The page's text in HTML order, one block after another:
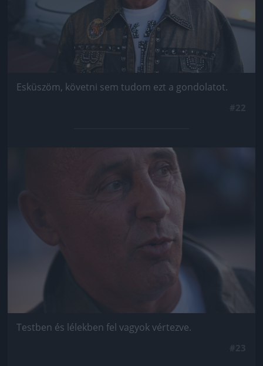
Esküszöm, követni sem tudom ezt a gondolatot.
Jön még kép!
Testben és lélekben fel vagyok vértezve.